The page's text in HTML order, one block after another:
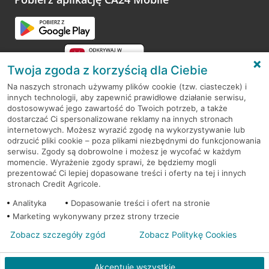
RODO
Regulamin serwisu
Mapa serwisu
PolitykaCookies
© 2026 Credit Agricole Bank Polska S.A. Wszelkie prawa zastrzeżone
Twoja zgoda z korzyścią dla Ciebie
Na naszych stronach używamy plików cookie (tzw. ciasteczek) i
innych technologii, aby zapewnić prawidłowe działanie serwisu,
dostosowywać jego zawartość do Twoich potrzeb, a także
dostarczać Ci spersonalizowane reklamy na innych stronach
internetowych. Możesz wyrazić zgodę na wykorzystywanie lub
odrzucić pliki cookie – poza plikami niezbędnymi do funkcjonowania
serwisu. Zgody są dobrowolne i możesz je wycofać w każdym
momencie. Wyrażenie zgody sprawi, że będziemy mogli
prezentować Ci lepiej dopasowane treści i oferty na tej i innych
stronach Credit Agricole.
Analityka
Dopasowanie treści i ofert na stronie
Marketing wykonywany przez strony trzecie
Akceptuję wszystkie
Zobacz szczegóły zgód Zobacz Politykę Cookies